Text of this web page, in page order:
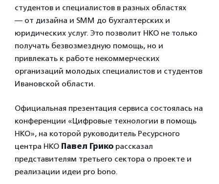
студентов и специалистов в разных областях
— от дизайна и SMM до бухгалтерских и
юридических услуг. Это позволит НКО не только
получать безвозмездную помощь, но и
привлекать к работе некоммерческих
организаций молодых специалистов и студентов
Ивановской области.
Официальная презентация сервиса состоялась на
конференции «Цифровые технологии в помощь
НКО», на которой руководитель Ресурсного
центра НКО Павел Грико рассказал
представителям третьего сектора о проекте и
реализации идеи pro bono.